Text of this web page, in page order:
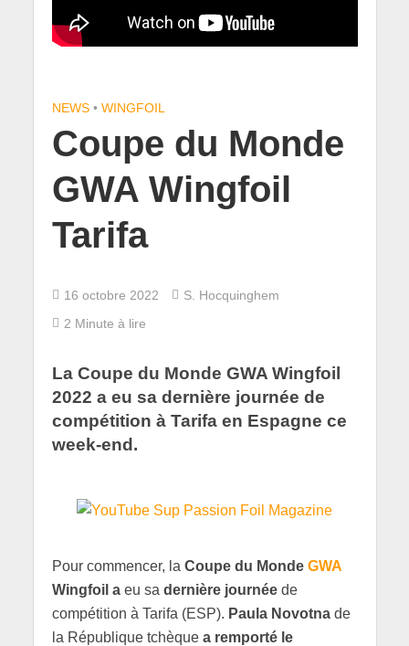
NEWS • WINGFOIL
Coupe du Monde
GWA Wingfoil
Tarifa
16 octobre 2022
S. Hocquinghem
2 Minute à lire
La Coupe du Monde GWA Wingfoil
2022 a eu sa dernière journée de
compétition à Tarifa en Espagne ce
week-end.
Pour commencer, la Coupe du Monde GWA
Wingfoil aeu sa dernière journéede
compétition à Tarifa (ESP). Paula Novotnade
la République tchèque a remporté le